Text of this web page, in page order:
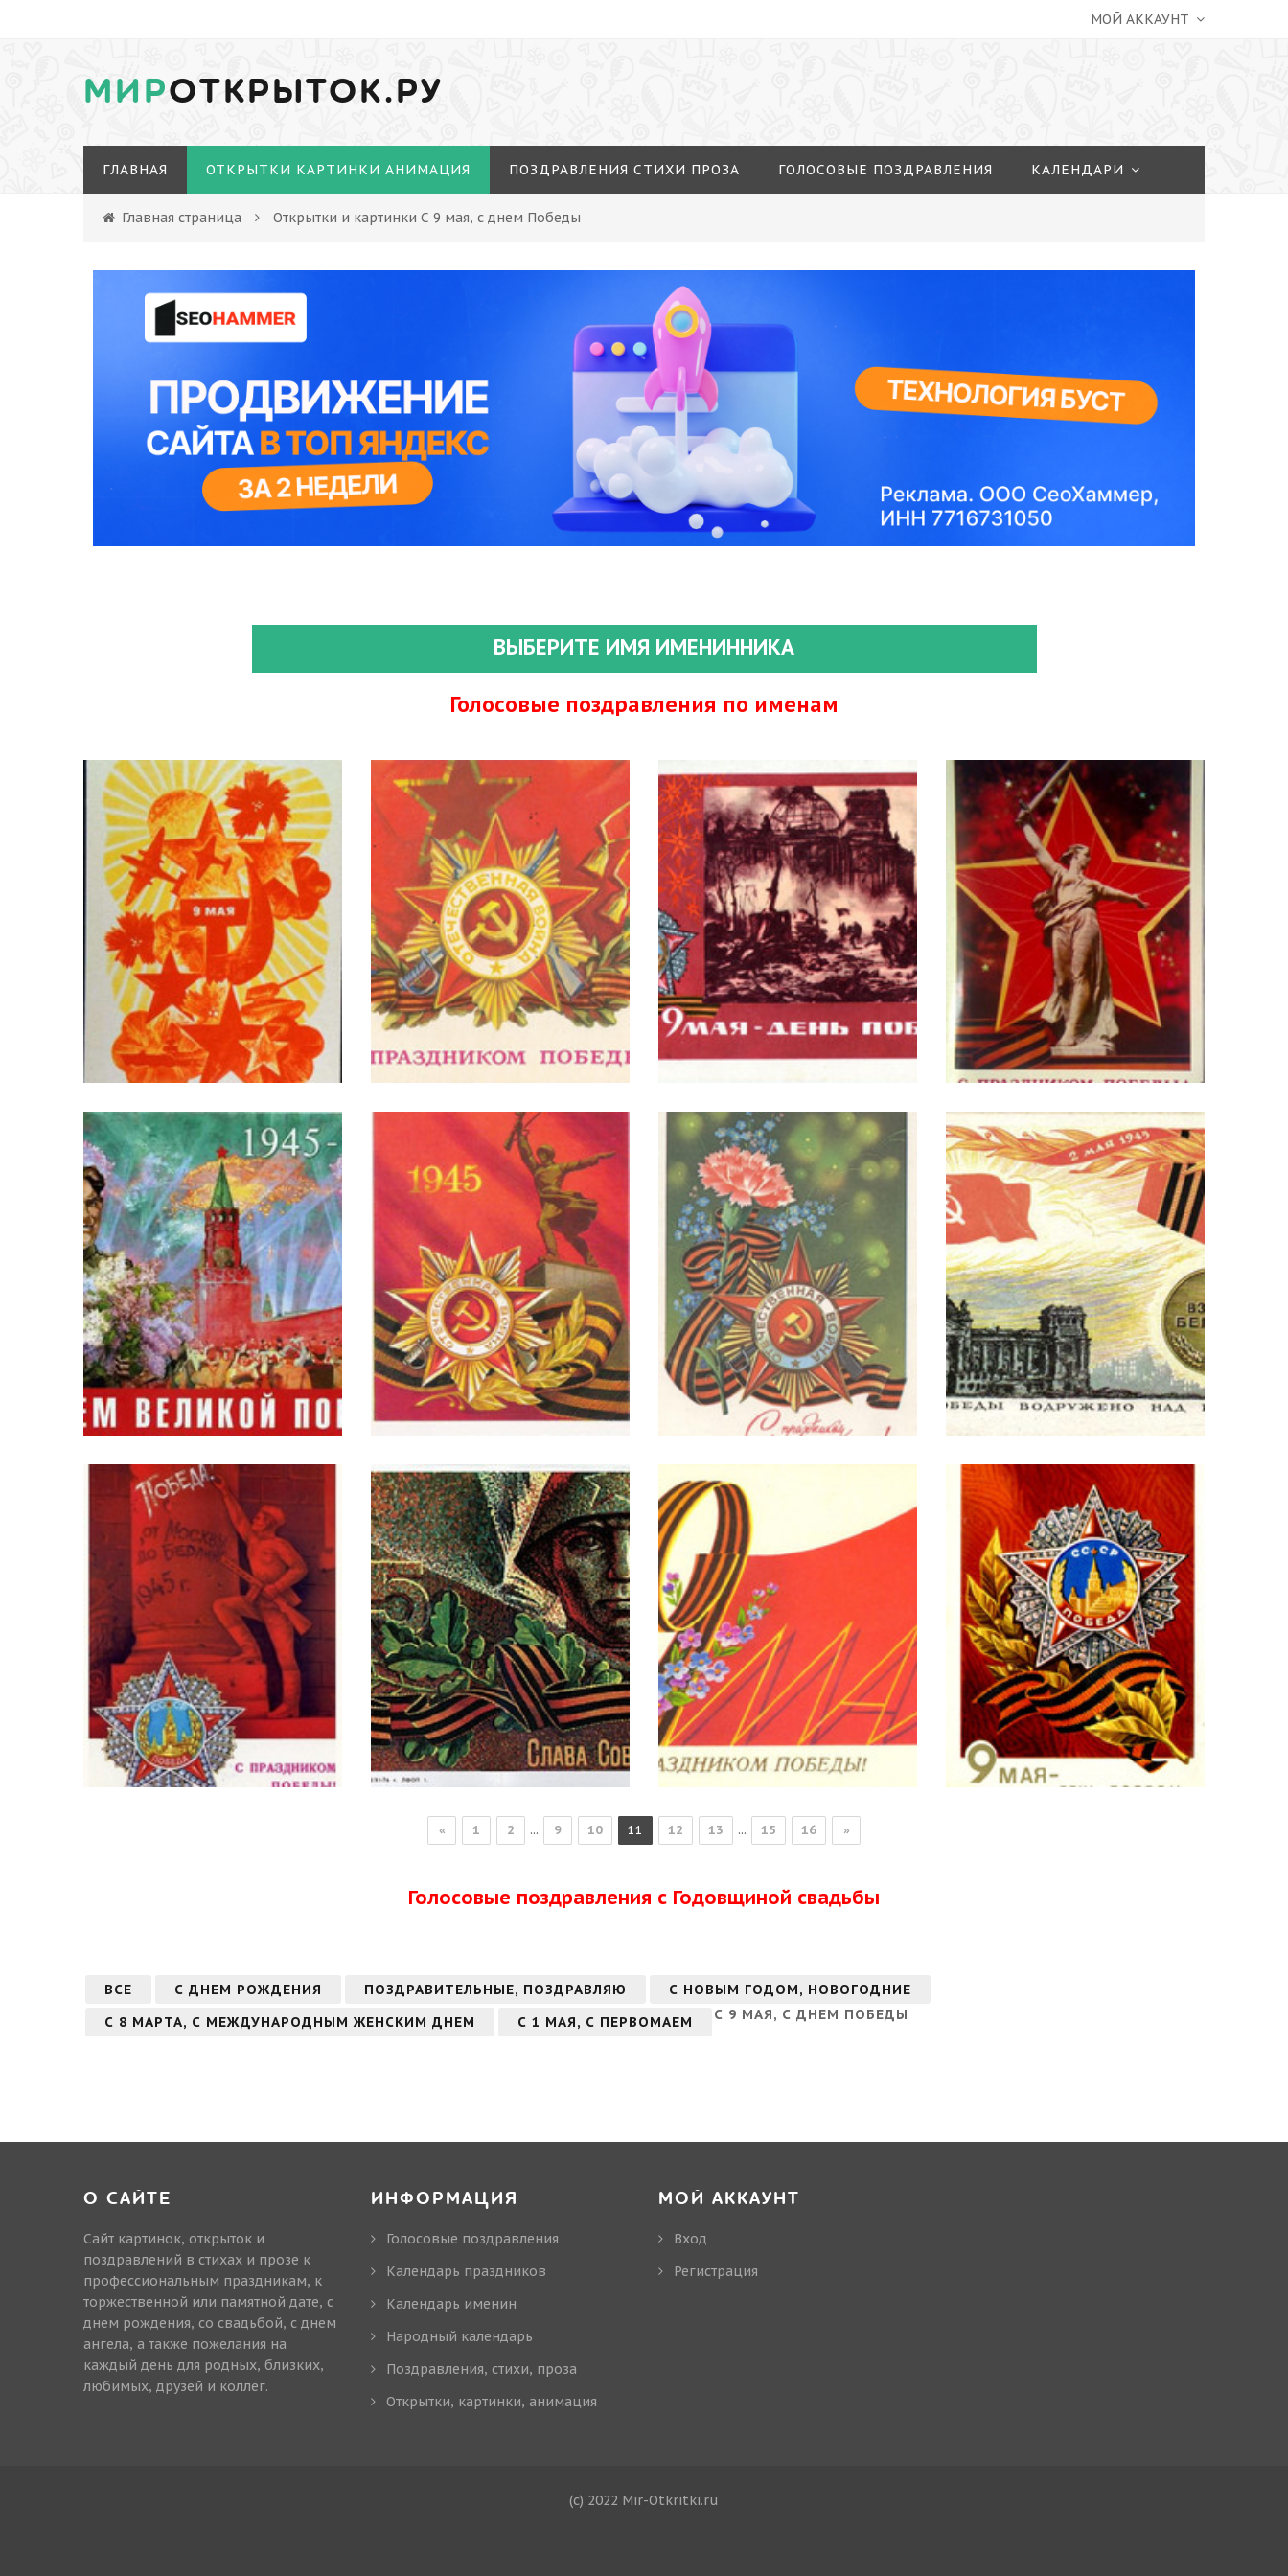
МОЙ АККАУНТ
МИРОТКРЫТОК.РУ
ГЛАВНАЯ ОТКРЫТКИ КАРТИНКИ АНИМАЦИЯ ПОЗДРАВЛЕНИЯ СТИХИ ПРОЗА ГОЛОСОВЫЕ ПОЗДРАВЛЕНИЯ КАЛЕНДАРИ
Главная страница Открытки и картинки С 9 мая, с днем Победы
ВЫБЕРИТЕ ИМЯ ИМЕНИННИКА
Голосовые поздравления по именам
« 1 2 ... 9 10 11 12 13 ... 15 16 »
Голосовые поздравления с Годовщиной свадьбы
ВСЕ С ДНЕМ РОЖДЕНИЯ ПОЗДРАВИТЕЛЬНЫЕ, ПОЗДРАВЛЯЮ
С НОВЫМ ГОДОМ, НОВОГОДНИЕ
С 8 МАРТА, С МЕЖДУНАРОДНЫМ ЖЕНСКИМ ДНЕМ
С 1 МАЯ, С ПЕРВОМАЕМ С 9 МАЯ, С ДНЕМ ПОБЕДЫ
О САЙТЕ
Сайт картинок, открыток и
поздравлений в стихах и прозе к
профессиональным праздникам, к
торжественной или памятной дате, с
днем рождения, со свадьбой, с днем
ангела, а также пожелания на
каждый день для родных, близких,
любимых, друзей и коллег.
ИНФОРМАЦИЯ
Голосовые поздравления
Календарь праздников
Календарь именин
Народный календарь
Поздравления, стихи, проза
Открытки, картинки, анимация
МОЙ АККАУНТ
Вход
Регистрация
(c) 2022 Mir-Otkritki.ru